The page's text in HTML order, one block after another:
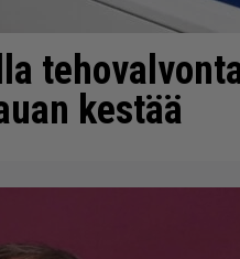
kestää